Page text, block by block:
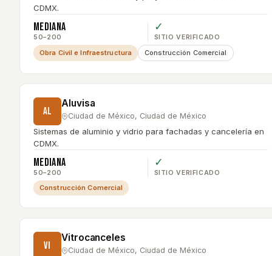
CDMX.
Mediana
50–200
✓
SITIO VERIFICADO
Obra Civil e Infraestructura Construcción Comercial
AL
Aluvisa
Ciudad de México, Ciudad de México
Sistemas de aluminio y vidrio para fachadas y cancelería en
CDMX.
Mediana
50–200
✓
SITIO VERIFICADO
Construcción Comercial
VI
Vitrocanceles
Ciudad de México, Ciudad de México